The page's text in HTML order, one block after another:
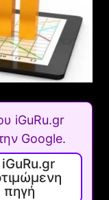
iGuRu.gr
Google.
πηγή